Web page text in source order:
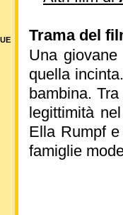
Trama del
Una
quella
bambina.
legittimità
Ella Rumpf
famiglie